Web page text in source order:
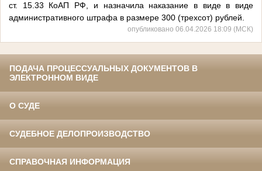
ст. 15.33 КоАП РФ, и назначила наказание в виде в виде
административного штрафа в размере 300 (трехсот) рублей.
опубликовано 06.04.2026 18:09 (МСК)
ПОДАЧА ПРОЦЕССУАЛЬНЫХ ДОКУМЕНТОВ В
ЭЛЕКТРОННОМ ВИДЕ
О СУДЕ
СУДЕБНОЕ ДЕЛОПРОИЗВОДСТВО
СПРАВОЧНАЯ ИНФОРМАЦИЯ